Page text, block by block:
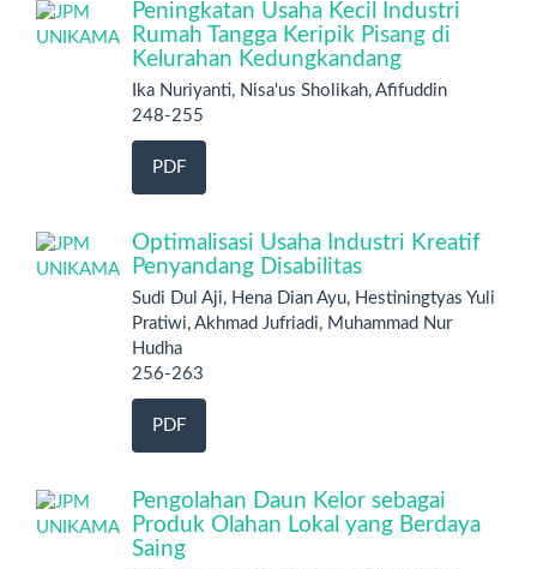
Peningkatan Usaha Kecil Industri
Rumah Tangga Keripik Pisang di
Kelurahan Kedungkandang
Ika Nuriyanti, Nisa'us Sholikah, Afifuddin
248-255
PDF
Optimalisasi Usaha Industri Kreatif
Penyandang Disabilitas
Sudi Dul Aji, Hena Dian Ayu, Hestiningtyas Yuli
Pratiwi, Akhmad Jufriadi, Muhammad Nur
Hudha
256-263
PDF
Pengolahan Daun Kelor sebagai
Produk Olahan Lokal yang Berdaya
Saing